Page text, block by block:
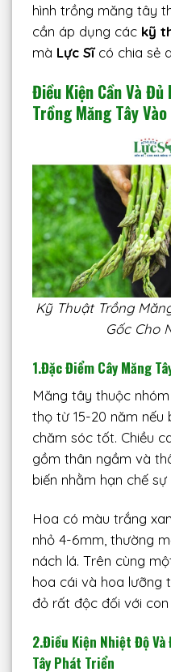
hình trồng măng tây
cần áp dụng các kỹ
mà Lực Sĩcó chia sẻ
Điều Kiện Cần Và
Trồng Măng Tây
Kỹ Thuật Trồng
Gốc Cho
1.Đặc Điểm Cây Măng
Măng tây thuộc
thọ từ 15-20 năm
chăm sóc tốt. Chiều
gồm thân ngầm và
biến nhằm hạn chế
Hoa có màu trắng
nhỏ 4-6mm, thường
nách lá. Trên cùng
hoa cái và hoa lưỡng
đỏ rất độc đối với con
2.Điều Kiện Nhiệt Độ Và
Tây Phát Triển